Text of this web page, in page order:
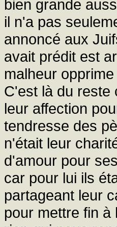
bien grande
il n'a pas
annoncé aux
avait prédit est
malheur
C'est là du reste
leur affection
tendresse des
n'était leur
d'amour pour
car pour lui ils
partageant leur
pour mettre fin